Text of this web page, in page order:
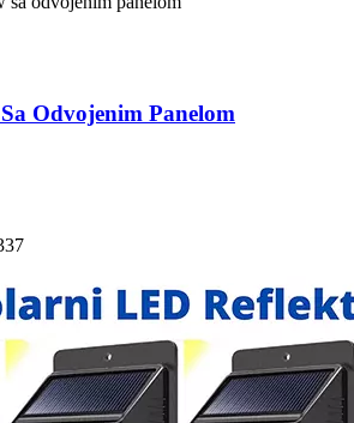
Odvojenim Panelom